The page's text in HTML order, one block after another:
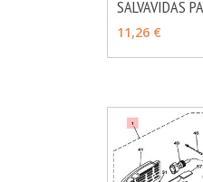
VER OPCIONES
SALVAVIDAS
11,26 €